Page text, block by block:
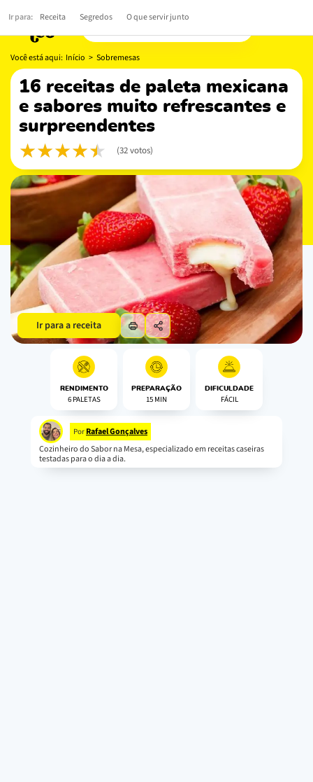
Você está aqui: Início > Sobremesas
16 receitas de paleta mexicana
e sabores muito refrescantes e
surpreendentes
(32 votos)
Ir para a receita
RENDIMENTO
6 PALETAS
PREPARAÇÃO
15 MIN
DIFICULDADE
FÁCIL
Por Rafael Gonçalves
Cozinheiro do Sabor na Mesa, especializado em receitas caseiras
testadas para o dia a dia.
Ir para: Receita Segredos O que servir junto